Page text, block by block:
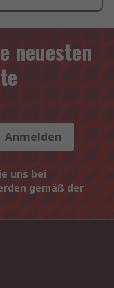
neuesten
Anmelden
uns bei
gemäß der